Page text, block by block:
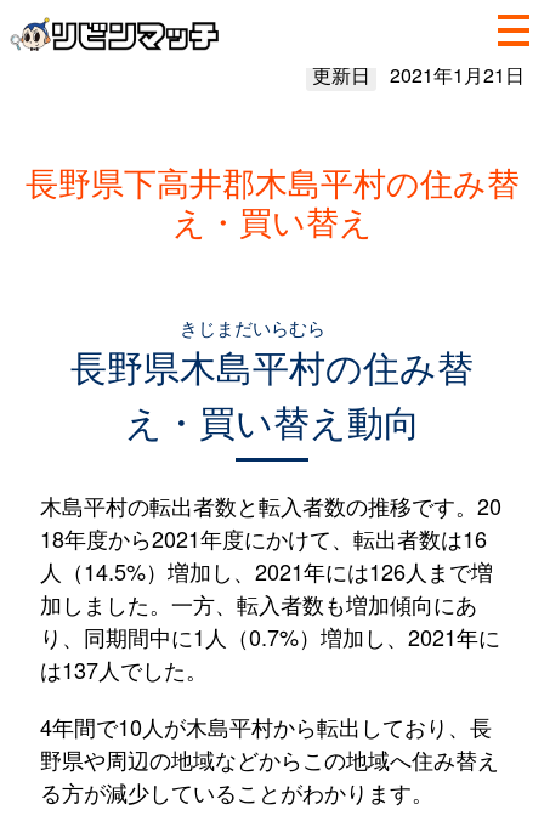
更新日 2021年1月21日
長野県下高井郡木島平村の住み替
え・買い替え
長野県木島平村
きじまだいらむら
の住み替
え・買い替え動向
木島平村の転出者数と転入者数の推移です。20
18年度から2021年度にかけて、転出者数は16
人（14.5%）増加し、2021年には126人まで増
加しました。一方、転入者数も増加傾向にあ
り、同期間中に1人（0.7%）増加し、2021年に
は137人でした。
4年間で10人が木島平村から転出しており、長
野県や周辺の地域などからこの地域へ住み替え
る方が減少していることがわかります。